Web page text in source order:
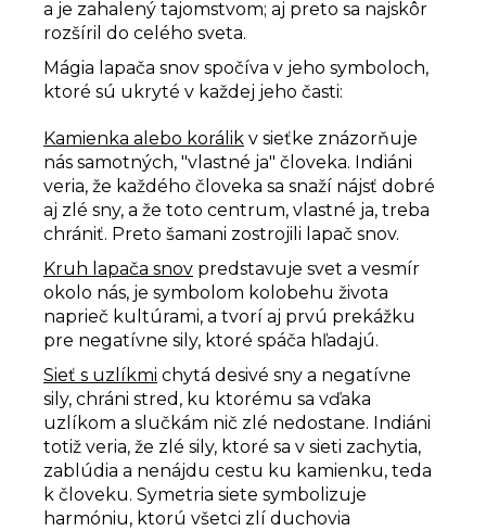
a je zahalený tajomstvom; aj preto sa najskôr
rozšíril do celého sveta.
Mágia lapača snov spočíva v jeho symboloch,
ktoré sú ukryté v každej jeho časti:
Kamienka alebo korálik v sieťke znázorňuje
nás samotných, "vlastné ja" človeka. Indiáni
veria, že každého človeka sa snaží nájsť dobré
aj zlé sny, a že toto centrum, vlastné ja, treba
chrániť. Preto šamani zostrojili lapač snov.
Kruh lapača snov predstavuje svet a vesmír
okolo nás, je symbolom kolobehu života
naprieč kultúrami, a tvorí aj prvú prekážku
pre negatívne sily, ktoré spáča hľadajú.
Sieť s uzlíkmi chytá desivé sny a negatívne
sily, chráni stred, ku ktorému sa vďaka
uzlíkom a slučkám nič zlé nedostane. Indiáni
totiž veria, že zlé sily, ktoré sa v sieti zachytia,
zablúdia a nenájdu cestu ku kamienku, teda
k človeku. Symetria siete symbolizuje
harmóniu, ktorú všetci zlí duchovia